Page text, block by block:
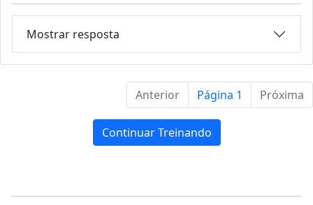
Mostrar resposta
Anterior Página 1 Próxima
Continuar Treinando